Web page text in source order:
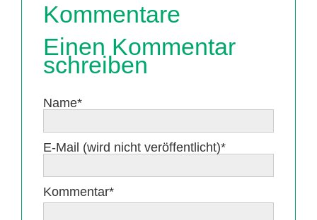
Kommentare
Einen Kommentar
schreiben
Pflichtfeld
Name*
Pflichtfeld
E-Mail (wird nicht veröffentlicht)*
Pflichtfeld
Kommentar*